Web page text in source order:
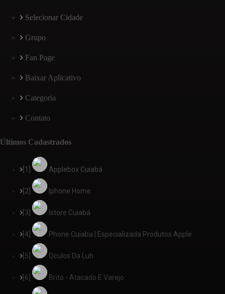
Selecionar Cidade
Grupo
Fan Page
Baixar Aplicativo
Categoria
Contato
Últimos Cadastrados
[1] Applebox Cuiabá
[2] Iphone Home
[3] Istore Cuiabá
[4] Phone Cuiaba | Especializada Produtos Apple
[5] Oculos Da Luh
[6] Brito - Atacado E Varejo